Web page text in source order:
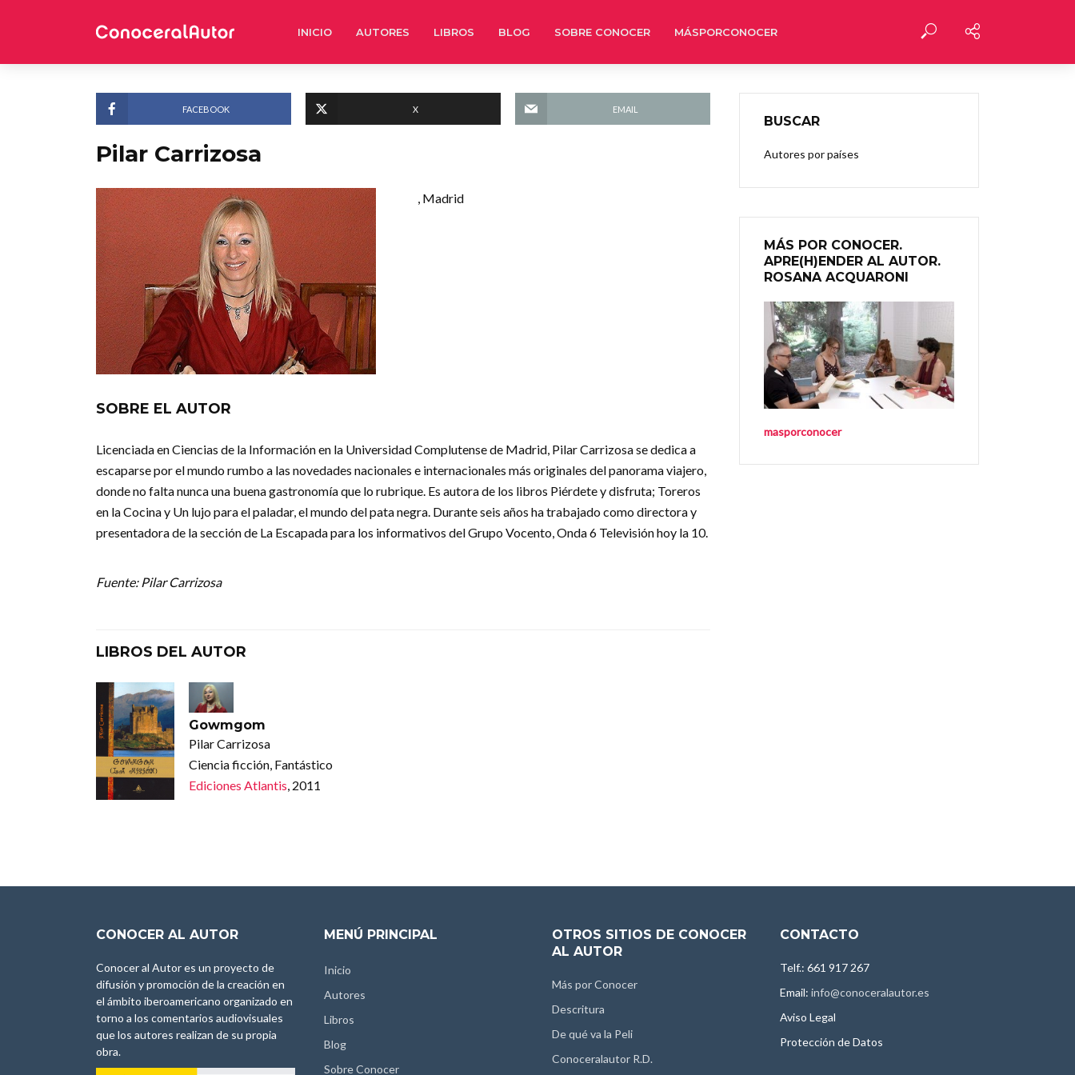
INICIO AUTORES LIBROS BLOG SOBRE CONOCER MÁSPORCONOCER
FACEBOOK X EMAIL
Pilar Carrizosa
, Madrid
SOBRE EL AUTOR
Licenciada en Ciencias de la Información en la Universidad Complutense de Madrid, Pilar Carrizosa se dedica a
escaparse por el mundo rumbo a las novedades nacionales e internacionales más originales del panorama viajero,
donde no falta nunca una buena gastronomía que lo rubrique. Es autora de los libros Piérdete y disfruta; Toreros
en la Cocina y Un lujo para el paladar, el mundo del pata negra. Durante seis años ha trabajado como directora y
presentadora de la sección de La Escapada para los informativos del Grupo Vocento, Onda 6 Televisión hoy la 10.
Fuente: Pilar Carrizosa
LIBROS DEL AUTOR
Gowmgom
Pilar Carrizosa
Ciencia ficción, Fantástico
Ediciones Atlantis , 2011
BUSCAR
Autores por países
MÁS POR CONOCER.
APRE(H)ENDER AL AUTOR.
ROSANA ACQUARONI
masporconocer
CONOCER AL AUTOR
Conocer al Autor es un proyecto de
difusión y promoción de la creación en
el ámbito iberoamericano organizado en
torno a los comentarios audiovisuales
que los autores realizan de su propia
obra.
MENÚ PRINCIPAL
Inicio
Autores
Libros
Blog
Sobre Conocer
OTROS SITIOS DE CONOCER
AL AUTOR
Más por Conocer
Descritura
De qué va la Peli
Conoceralautor R.D.
CONTACTO
Telf.: 661 917 267
Email: info@conoceralautor.es
Aviso Legal
Protección de Datos